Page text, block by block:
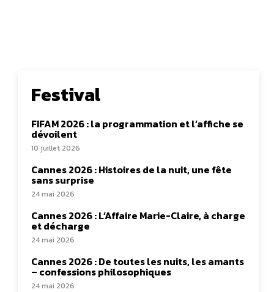
Festival
FIFAM 2026 : la programmation et l’affiche se
dévoilent
10 juillet 2026
Cannes 2026 : Histoires de la nuit, une fête
sans surprise
24 mai 2026
Cannes 2026 : L’Affaire Marie-Claire, à charge
et décharge
24 mai 2026
Cannes 2026 : De toutes les nuits, les amants
– confessions philosophiques
24 mai 2026